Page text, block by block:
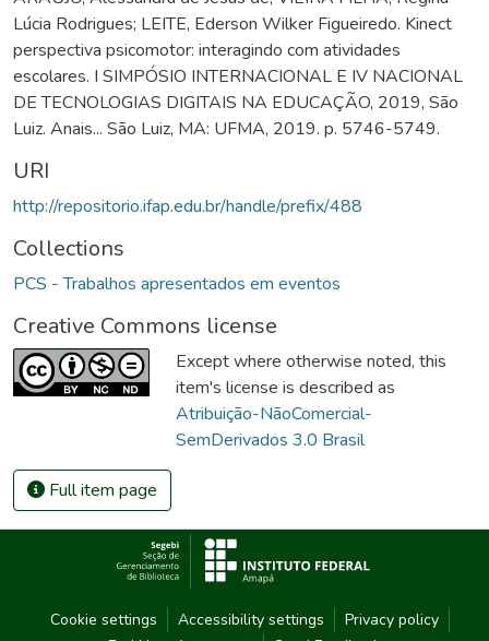
Lúcia Rodrigues; LEITE, Ederson Wilker Figueiredo. Kinect
perspectiva psicomotor: interagindo com atividades
escolares. I SIMPÓSIO INTERNACIONAL E IV NACIONAL
DE TECNOLOGIAS DIGITAIS NA EDUCAÇÃO, 2019, São
Luiz. Anais... São Luiz, MA: UFMA, 2019. p. 5746-5749.
URI
http://repositorio.ifap.edu.br/handle/prefix/488
Collections
PCS - Trabalhos apresentados em eventos
Creative Commons license
Except where otherwise noted, this
item's license is described as
Atribuição-NãoComercial-
SemDerivados 3.0 Brasil
Full item page
Cookie settings Accessibility settings
Privacy policy